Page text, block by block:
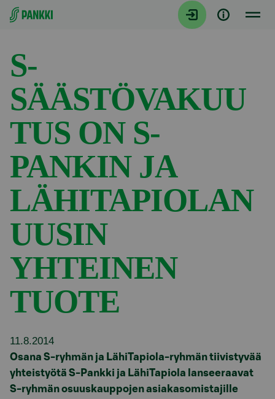
Siirry suoraan sisältöön
Tiedotteet
S-
SÄÄSTÖVAKUU
TUS ON S-
PANKIN JA
LÄHITAPIOLAN
UUSIN
YHTEINEN
TUOTE
11.8.2014
Osana S-ryhmän ja LähiTapiola-ryhmän tiivistyvää
yhteistyötä S-Pankki ja LähiTapiola lanseeraavat
S-ryhmän osuuskauppojen asiakasomistajille